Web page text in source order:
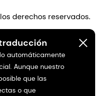
automáticamente
Aunque nuestro
que las
o que
derechos reservados.